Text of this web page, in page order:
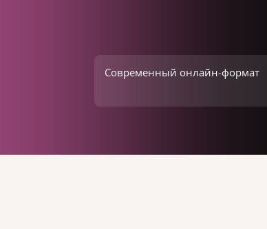
Современный онлайн-формат